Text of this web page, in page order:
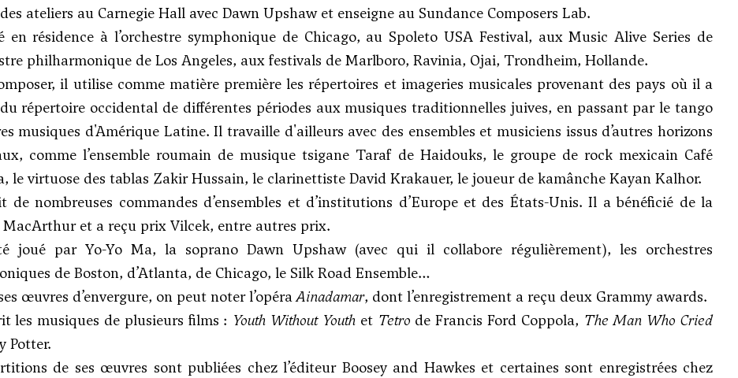
ateliers au Carnegie Hall avec Dawn Upshaw et enseigne au Sundance Composers Lab.
en résidence à l’orchestre symphonique de Chicago, au Spoleto USA Festival, aux Music Alive Series de
philharmonique de Los Angeles, aux festivals de Marlboro, Ravinia, Ojai, Trondheim, Hollande.
il utilise comme matière première les répertoires et imageries musicales provenant des pays où il a
répertoire occidental de différentes périodes aux musiques traditionnelles juives, en passant par le tango
musiques d'Amérique Latine. Il travaille d'ailleurs avec des ensembles et musiciens issus d’autres horizons
comme l’ensemble roumain de musique tsigane Taraf de Haidouks, le groupe de rock mexicain Café
le virtuose des tablas Zakir Hussain, le clarinettiste David Krakauer, le joueur de kamânche Kayan Kalhor.
de nombreuses commandes d’ensembles et d’institutions d’Europe et des États-Unis. Il a bénéficié de la
MacArthur et a reçu prix Vilcek, entre autres prix.
joué par Yo-Yo Ma, la soprano Dawn Upshaw (avec qui il collabore régulièrement), les orchestres
de Boston, d’Atlanta, de Chicago, le Silk Road Ensemble…
œuvres d’envergure, on peut noter l’opéraAinadamar, dont l’enregistrement a reçu deux Grammy awards.
les musiques de plusieurs films : Youth Without Youthet Tetro de Francis Ford Coppola, The Man Who Cried
Potter.
de ses œuvres sont publiées chez l’éditeur Boosey and Hawkes et certaines sont enregistrées chez